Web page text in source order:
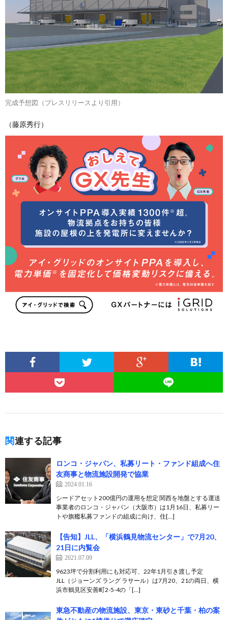
完成予想図（プレスリリースより引用）
（藤原秀行）
関連する記事
ロンコ・ジャパン、私募リート・ファンド組成へ住
友商事と物流施設開発で協業
2024.01.16
シードアセット200億円の運用を想定 関西を地盤とする運送
事業者のロンコ・ジャパン（大阪市）は1月16日、私募リー
トや旗艦私募ファンドの組成に向け、住[…]
【告知】JLL、「横浜鶴見物流センター」で7月20、
21日に内覧会
2021.07.09
9623坪で分割利用にも対応可、22年1月引き渡し予定
JLL（ジョーンズ ラング ラサール）は7月20、21の両日、横
浜市鶴見区安善町2-5-4の「[…]
東急不動産の物流施設、東京・東砂と千葉・柏の案